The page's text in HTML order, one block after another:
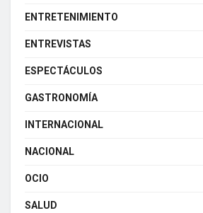
ENTRETENIMIENTO
ENTREVISTAS
ESPECTÁCULOS
GASTRONOMÍA
INTERNACIONAL
NACIONAL
OCIO
SALUD